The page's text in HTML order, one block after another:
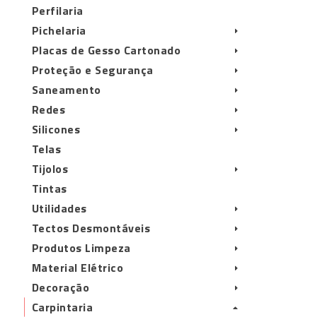
Perfilaria
Pichelaria
Placas de Gesso Cartonado
Proteção e Segurança
Saneamento
Redes
Silicones
Telas
Tijolos
Tintas
Utilidades
Tectos Desmontáveis
Produtos Limpeza
Material Elétrico
Decoração
Carpintaria